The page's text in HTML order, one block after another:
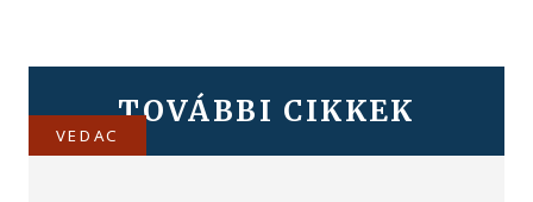
TOVÁBBI CIKKEK
VEDAC